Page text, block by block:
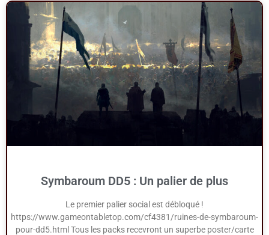
Symbaroum DD5 : Un palier de plus
Le premier palier social est débloqué !
https://www.gameontabletop.com/cf4381/ruines-de-symbaroum-
pour-dd5.html Tous les packs recevront un superbe poster/carte